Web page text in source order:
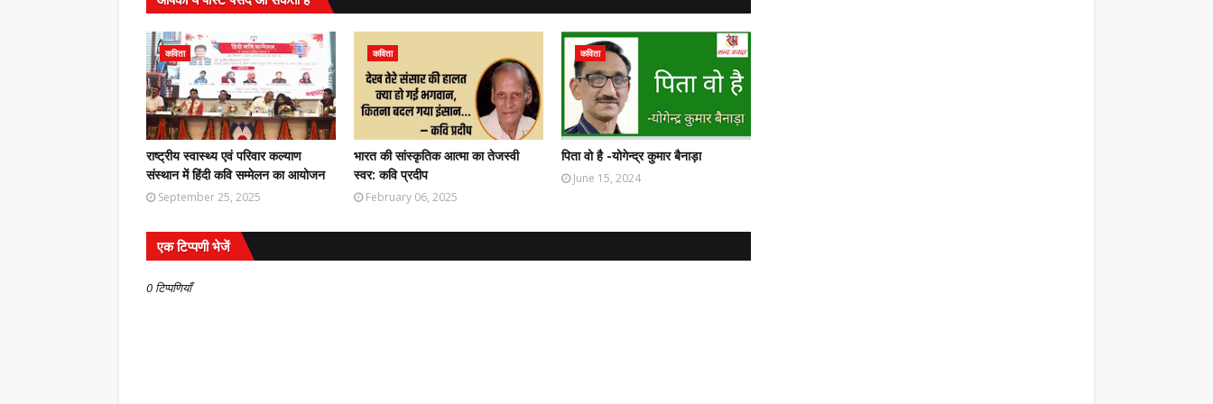
कविता
राष्ट्रीय स्वास्थ्य एवं परिवार कल्याण
संस्थान में हिंदी कवि सम्मेलन का आयोजन
September 25, 2025
कविता
भारत की सांस्कृतिक आत्मा का तेजस्वी
स्वर: कवि प्रदीप
February 06, 2025
कविता
पिता वो है -योगेन्द्र कुमार बैनाड़ा
June 15, 2024
एक टिप्पणी भेजें
0 टिप्पणियाँ